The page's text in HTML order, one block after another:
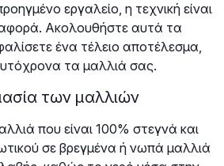
εργαλείο, η τεχνική είναι
Ακολουθήστε αυτά τα
ένα τέλειο αποτέλεσμα,
τα μαλλιά σας.
των μαλλιών
που είναι 100% στεγνά και
σε βρεγμένα ή νωπά μαλλιά